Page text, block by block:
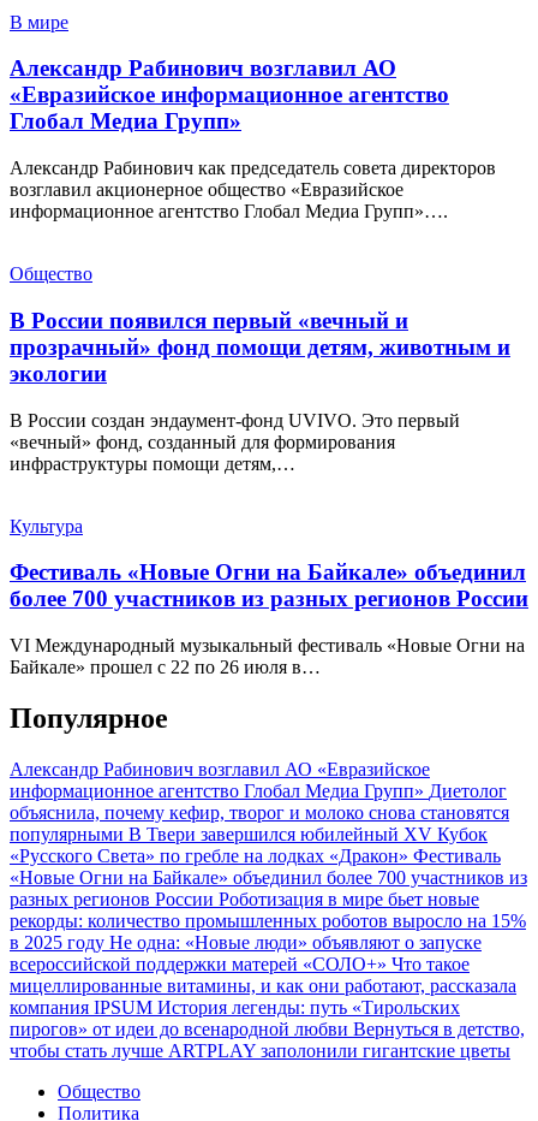
В мире
Александр Рабинович возглавил АО
«Евразийское информационное агентство
Глобал Медиа Групп»
Александр Рабинович как председатель совета директоров
возглавил акционерное общество «Евразийское
информационное агентство Глобал Медиа Групп»….
Общество
В России появился первый «вечный и
прозрачный» фонд помощи детям, животным и
экологии
В России создан эндаумент-фонд UVIVO. Это первый
«вечный» фонд, созданный для формирования
инфраструктуры помощи детям,…
Культура
Фестиваль «Новые Огни на Байкале» объединил
более 700 участников из разных регионов России
VI Международный музыкальный фестиваль «Новые Огни на
Байкале» прошел с 22 по 26 июля в…
Популярное
Александр Рабинович возглавил АО «Евразийское
информационное агентство Глобал Медиа Групп» Диетолог
объяснила, почему кефир, творог и молоко снова становятся
популярными В Твери завершился юбилейный XV Кубок
«Русского Света» по гребле на лодках «Дракон» Фестиваль
«Новые Огни на Байкале» объединил более 700 участников из
разных регионов России Роботизация в мире бьет новые
рекорды: количество промышленных роботов выросло на 15%
в 2025 году Не одна: «Новые люди» объявляют о запуске
всероссийской поддержки матерей «СОЛО+» Что такое
мицеллированные витамины, и как они работают, рассказала
компания IPSUM История легенды: путь «Тирольских
пирогов» от идеи до всенародной любви Вернуться в детство,
чтобы стать лучше ARTPLAY заполонили гигантские цветы
Общество
Политика